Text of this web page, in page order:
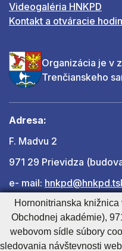
Videogaléria HNKPD
Kontakt a otváracie
Organizácia je v
Trenčianskeho
Adresa:
F. Madvu 2
971 29 Prievidza
e- mail:
Ďalšie kontakty
Hornonitrianska knižnica
Obchodnej akadémie),
webovom sídle súbory
sledovania návštevnosti